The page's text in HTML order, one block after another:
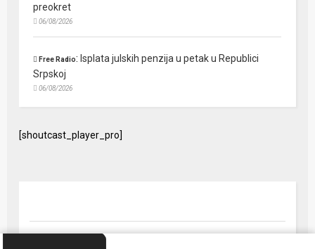
preokret
06/08/2026
Free Radio: Isplata julskih penzija u petak u Republici
Srpskoj
06/08/2026
[shoutcast_player_pro]